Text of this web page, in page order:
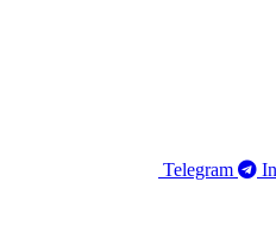
Telegram